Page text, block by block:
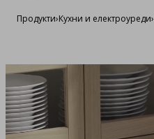
Продукти›Кухни и електроуреди›